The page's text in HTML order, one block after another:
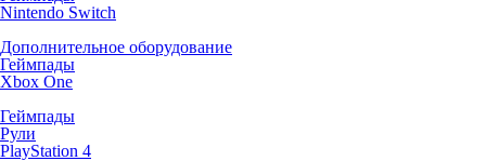
Nintendo Switch
Дополнительное оборудование
Геймпады
Xbox One
Геймпады
Рули
PlayStation 4